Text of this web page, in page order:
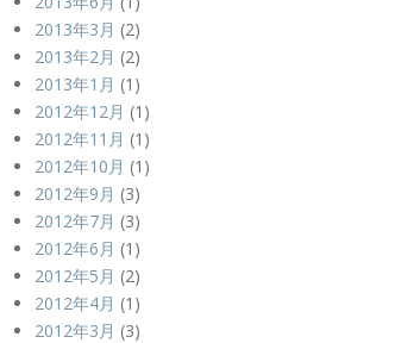
2013年3月 (2)
2013年2月 (2)
2013年1月 (1)
2012年12月 (1)
2012年11月 (1)
2012年10月 (1)
2012年9月 (3)
2012年7月 (3)
2012年6月 (1)
2012年5月 (2)
2012年4月 (1)
2012年3月 (3)